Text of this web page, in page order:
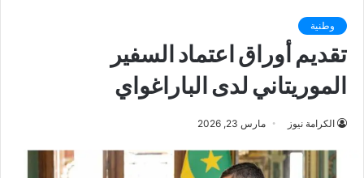
وطنية
تقديم أوراق اعتماد السفير
الموريتاني لدى الباراغواي
الكرامة نيوز مارس 23, 2026